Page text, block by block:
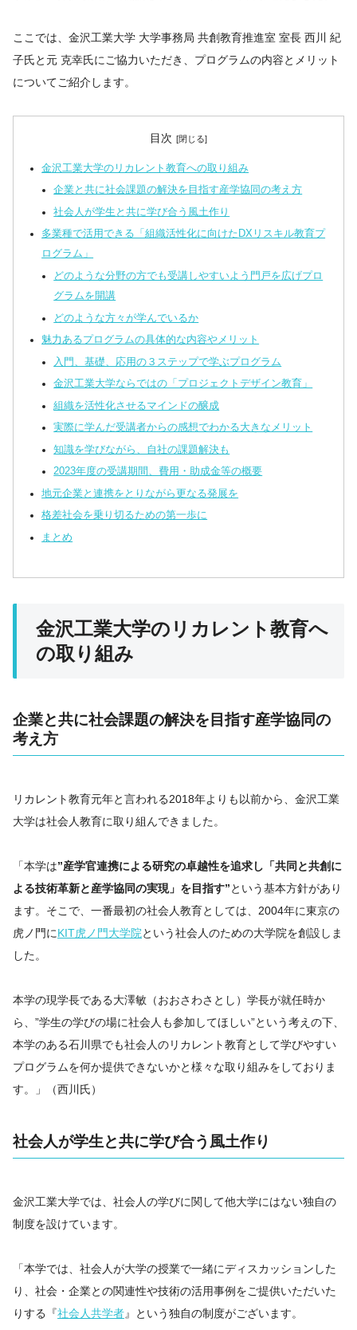
ここでは、金沢工業大学 大学事務局 共創教育推進室 室長 西川 紀
子氏と元 克幸氏にご協力いただき、プログラムの内容とメリット
についてご紹介します。
目次
金沢工業大学のリカレント教育への取り組み
企業と共に社会課題の解決を目指す産学協同の考え方
社会人が学生と共に学び合う風土作り
多業種で活用できる「組織活性化に向けたDXリスキル教育プ
ログラム」
どのような分野の方でも受講しやすいよう門戸を広げプロ
グラムを開講
どのような方々が学んでいるか
魅力あるプログラムの具体的な内容やメリット
入門、基礎、応用の３ステップで学ぶプログラム
金沢工業大学ならではの「プロジェクトデザイン教育」
組織を活性化させるマインドの醸成
実際に学んだ受講者からの感想でわかる大きなメリット
知識を学びながら、自社の課題解決も
2023年度の受講期間、費用・助成金等の概要
地元企業と連携をとりながら更なる発展を
格差社会を乗り切るための第一歩に
まとめ
金沢工業大学のリカレント教育へ
の取り組み
企業と共に社会課題の解決を目指す産学協同の
考え方
リカレント教育元年と言われる2018年よりも以前から、金沢工業
大学は社会人教育に取り組んできました。
「本学は”産学官連携による研究の卓越性を追求し「共同と共創に
よる技術革新と産学協同の実現」を目指す”という基本方針があり
ます。そこで、一番最初の社会人教育としては、2004年に東京の
虎ノ門にKIT虎ノ門大学院という社会人のための大学院を創設しま
した。
本学の現学長である大澤敏（おおさわさとし）学長が就任時か
ら、”学生の学びの場に社会人も参加してほしい”という考えの下、
本学のある石川県でも社会人のリカレント教育として学びやすい
プログラムを何か提供できないかと様々な取り組みをしておりま
す。」（西川氏）
社会人が学生と共に学び合う風土作り
金沢工業大学では、社会人の学びに関して他大学にはない独自の
制度を設けています。
「本学では、社会人が大学の授業で一緒にディスカッションした
り、社会・企業との関連性や技術の活用事例をご提供いただいた
りする『社会人共学者』という独自の制度がございます。